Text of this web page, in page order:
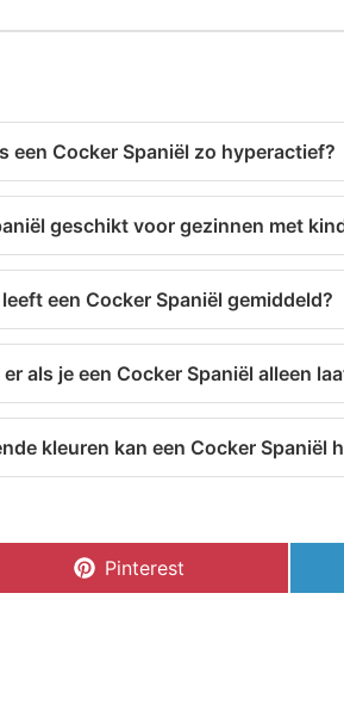
een Cocker Spaniël zo hyperactief?
geschikt voor gezinnen met
een Cocker Spaniël gemiddeld?
als je een Cocker Spaniël alleen
kleuren kan een Cocker Spaniël
Pinterest